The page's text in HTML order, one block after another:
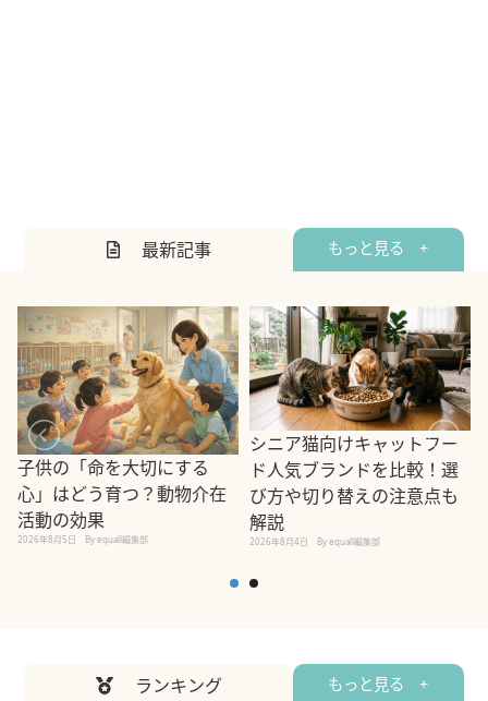
最新記事 もっと見る +
子供の「命を大切にする
心」はどう育つ？動物介在
活動の効果
2026年8月5日 By equall編集部
シニア猫向けキャットフー
ド人気ブランドを比較！選
び方や切り替えの注意点も
解説
2026年8月4日 By equall編集部
ランキング もっと見る +